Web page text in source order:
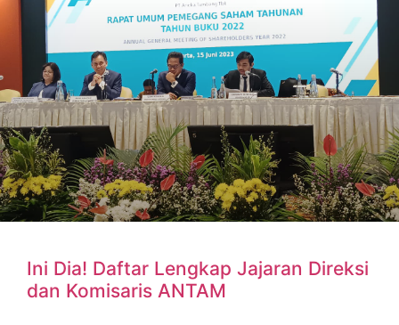
Ini Dia! Daftar Lengkap Jajaran Direksi
dan Komisaris ANTAM